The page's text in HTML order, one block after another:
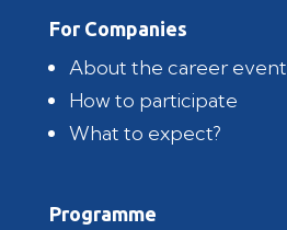
For Companies
About the career event
How to participate
What to expect?
Programme